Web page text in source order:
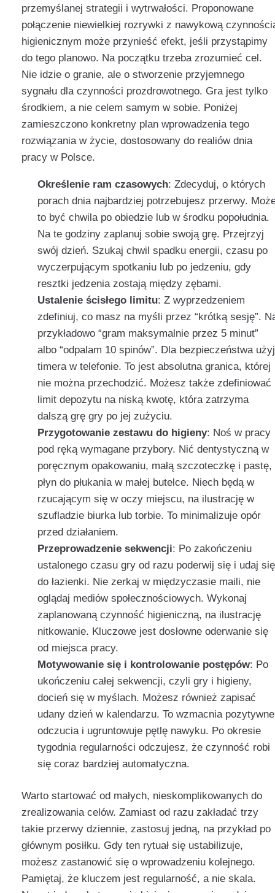
przemyślanej strategii i wytrwałości. Proponowane
połączenie niewielkiej rozrywki z nawykową
higienicznym może przynieść efekt, jeśli przystąpimy
do tego planowo. Na początku trzeba zrozumieć cel.
Nie idzie o granie, ale o stworzenie przyjemnego
sygnału dla czynności prozdrowotnego. Gra jest tylko
środkiem, a nie celem samym w sobie. Poniżej
zamieszczono konkretny plan wprowadzenia tego
rozwiązania w życie, dostosowany do realiów dnia
pracy w Polsce.
Określenie ram czasowych: Zdecyduj, o których
porach dnia najbardziej potrzebujesz przerwy.
to być chwila po obiedzie lub w środku popołudnia.
Na te godziny zaplanuj sobie swoją grę. Przejrzyj
swój dzień. Szukaj chwil spadku energii, czasu po
wyczerpującym spotkaniu lub po jedzeniu, gdy
resztki jedzenia zostają między zębami.
Ustalenie ścisłego limitu: Z wyprzedzeniem
zdefiniuj, co masz na myśli przez “krótką sesję”.
przykładowo “gram maksymalnie przez 5 minut”
albo “odpalam 10 spinów”. Dla bezpieczeństwa użyj
timera w telefonie. To jest absolutna granica, której
nie można przechodzić. Możesz także zdefiniować
limit depozytu na niską kwotę, która zatrzyma
dalszą grę gry po jej zużyciu.
Przygotowanie zestawu do higieny: Noś w pracy
pod ręką wymagane przybory. Nić dentystyczną w
poręcznym opakowaniu, małą szczoteczkę i pastę,
płyn do płukania w małej butelce. Niech będą w
rzucającym się w oczy miejscu, na ilustrację w
szufladzie biurka lub torbie. To minimalizuje opór
przed działaniem.
Przeprowadzenie sekwencji: Po zakończeniu
ustalonego czasu gry od razu poderwij się i udaj się
do łazienki. Nie zerkaj w międzyczasie maili, nie
oglądaj mediów społecznościowych. Wykonaj
zaplanowaną czynność higieniczną, na ilustrację
nitkowanie. Kluczowe jest dosłowne oderwanie się
od miejsca pracy.
Motywowanie się i kontrolowanie postępów: Po
ukończeniu całej sekwencji, czyli gry i higieny,
docień się w myślach. Możesz również zapisać
udany dzień w kalendarzu. To wzmacnia pozytywne
odczucia i ugruntowuje pętlę nawyku. Po okresie
tygodnia regularności odczujesz, że czynność robi
się coraz bardziej automatyczna.
Warto startować od małych, nieskomplikowanych do
zrealizowania celów. Zamiast od razu zakładać trzy
takie przerwy dziennie, zastosuj jedną, na przykład po
głównym posiłku. Gdy ten rytuał się ustabilizuje,
możesz zastanowić się o wprowadzeniu kolejnego.
Pamiętaj, że kluczem jest regularność, a nie skala.